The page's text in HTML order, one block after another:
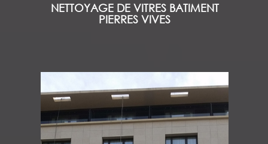
NETTOYAGE DE VITRES BATIMENT
PIERRES VIVES